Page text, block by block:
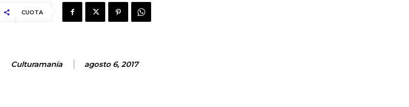
CUOTA
Culturamanía agosto 6, 2017